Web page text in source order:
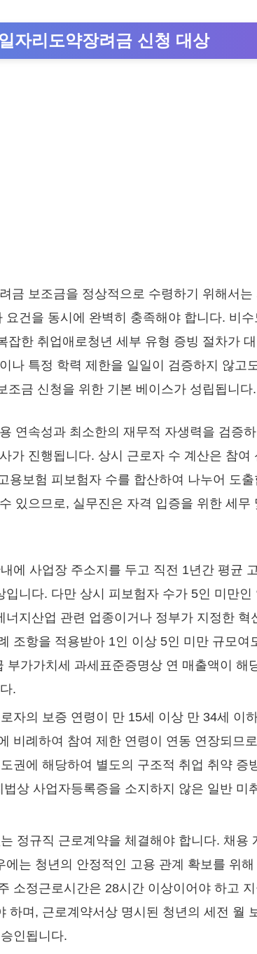
자리도약장려금 신청 대상
금 보조금을 정상적으로 수령하기 위해서
건을 동시에 완벽히 충족해야 합니다. 비
잡한 취업애로청년 세부 유형 증빙 절차가
나 특정 학력 제한을 일일이 검증하지 않고
조금 신청을 위한 기본 베이스가 성립됩니다.
연속성과 최소한의 재무적 자생력을 검증
가 진행됩니다. 상시 근로자 수 계산은 참
용보험 피보험자 수를 합산하여 나누어 도
있으므로, 실무진은 자격 입증을 위한 세
에 사업장 주소지를 두고 직전 1년간 평균
니다. 다만 상시 피보험자 수가 5인 미만
지산업 관련 업종이거나 정부가 지정한
조항을 적용받아 1인 이상 5인 미만 규모
부가가치세 과세표준증명상 연 매출액이 해
.
자의 보증 연령이 만 15세 이상 만 34세 이
비례하여 참여 제한 연령이 연동 연장되므
권에 해당하여 별도의 구조적 취업 취약 증
상 사업자등록증을 소지하지 않은 일반 미
정규직 근로계약을 체결해야 합니다. 채용
는 청년의 안정적인 고용 관계 확보를 위
소정근로시간은 28시간 이상이어야 하고
하며, 근로계약서상 명시된 청년의 세전 월
인됩니다.